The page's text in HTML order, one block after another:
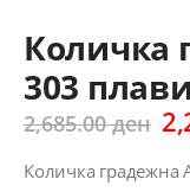
Количка
303
2,685.00ден
Количка градежна